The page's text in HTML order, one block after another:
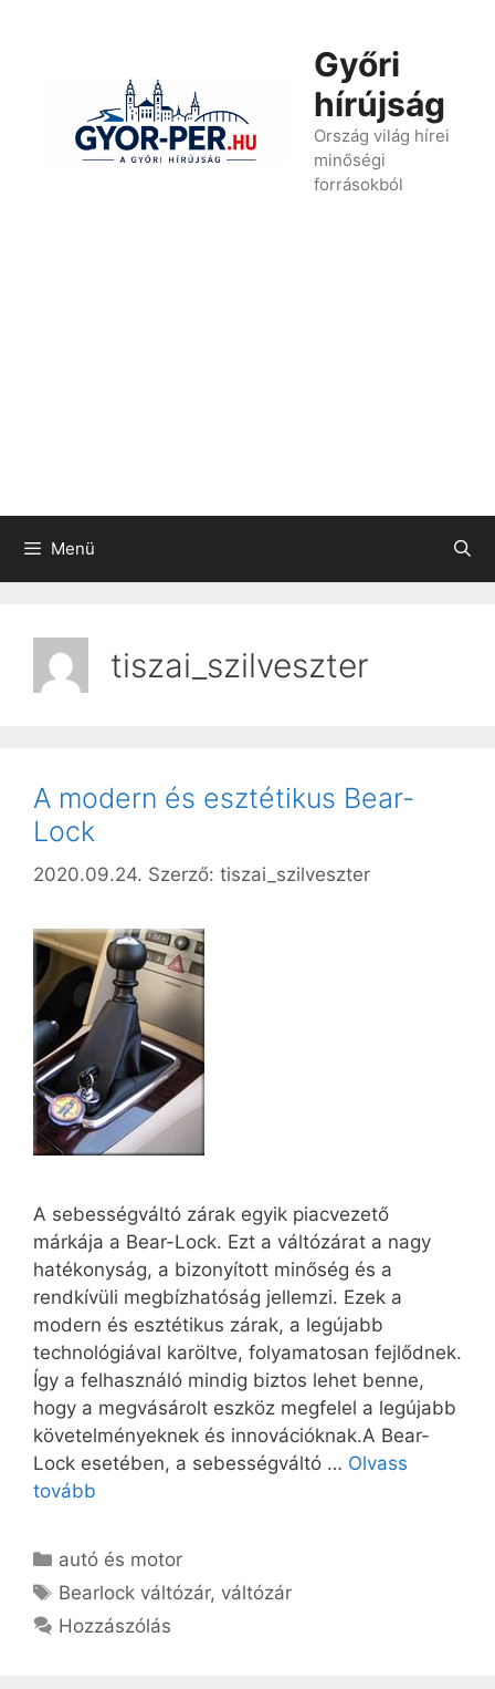
Győri
hírújság
Ország világ hírei
minőségi
forrásokból
Menü
tiszai_szilveszter
A modern és esztétikus Bear-
Lock
2020.09.24. Szerző: tiszai_szilveszter
A sebességváltó zárak egyik piacvezető
márkája a Bear-Lock. Ezt a váltózárat a nagy
hatékonyság, a bizonyított minőség és a
rendkívüli megbízhatóság jellemzi. Ezek a
modern és esztétikus zárak, a legújabb
technológiával karöltve, folyamatosan fejlődnek.
Így a felhasználó mindig biztos lehet benne,
hogy a megvásárolt eszköz megfelel a legújabb
követelményeknek és innovációknak.A Bear-
Lock esetében, a sebességváltó … Olvass
tovább
Kategória
autó és motor
Címkék
Bearlock váltózár, váltózár
Hozzászólás